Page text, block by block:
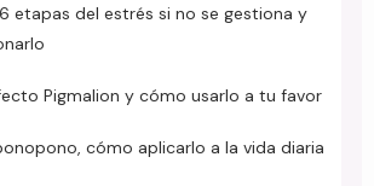
etapas del estrés si no se gestiona y
Pigmalion y cómo usarlo a tu favor
cómo aplicarlo a la vida diaria